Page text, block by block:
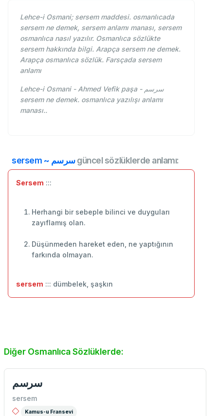
Lehce-i Osmani; sersem maddesi. osmanlıcada
sersem ne demek, sersem anlamı manası, sersem
osmanlıca nasıl yazılır. Osmanlıca sözlükte
sersem hakkında bilgi. Arapça sersem ne demek.
Arapça osmanlıca sözlük. Farsçada sersem
anlamı
Lehce-i Osmani - Ahmed Vefik paşa - سرسم
sersem ne demek. osmanlıca yazılışı anlamı
manası..
sersem ~ سرسمgüncel sözlüklerde anlamı:
Sersem :::
Herhangi bir sebeple bilinci ve duyguları
zayıflamış olan.
Düşünmeden hareket eden, ne yaptığının
farkında olmayan.
sersem ::: dümbelek, şaşkın
Diğer Osmanlıca Sözlüklerde:
سرسم
sersem
Kamus-u Fransevi